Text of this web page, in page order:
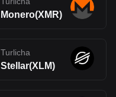
Monero(XMR)
Turlicha
Stellar(XLM)